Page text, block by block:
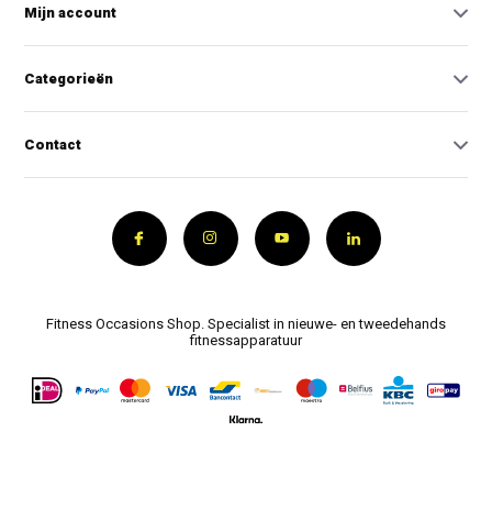
Mijn account
Categorieën
Contact
Fitness Occasions Shop. Specialist in nieuwe- en tweedehands
fitnessapparatuur